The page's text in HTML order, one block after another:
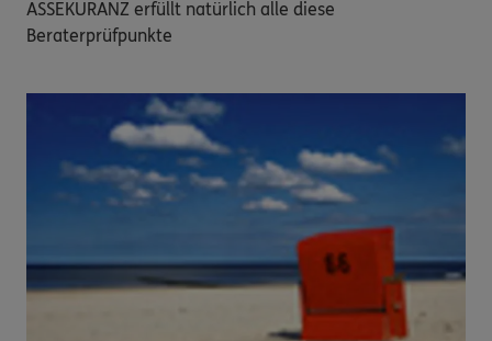
ASSEKURANZ erfüllt natürlich alle diese
Beraterprüfpunkte